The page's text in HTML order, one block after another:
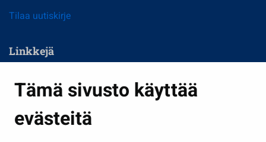
Tämä sivusto käyttää
evästeitä
Tilaa uutiskirje
Linkkejä
Kasvatus ja opetus
Kulttuuri ja liikunta